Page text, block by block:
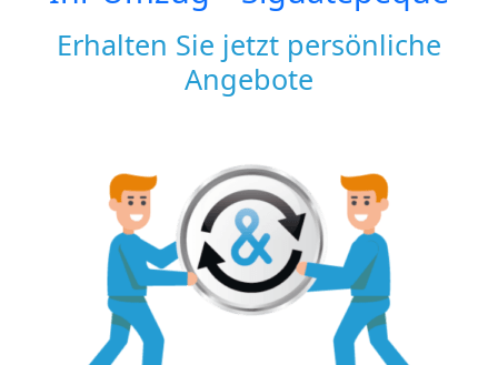
Erhalten Sie jetzt persönliche
Angebote